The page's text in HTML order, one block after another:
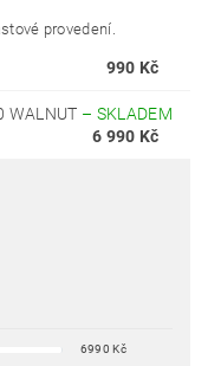
provedení.
990 Kč
WALNUT – SKLADEM
6 990 Kč
6990 Kč